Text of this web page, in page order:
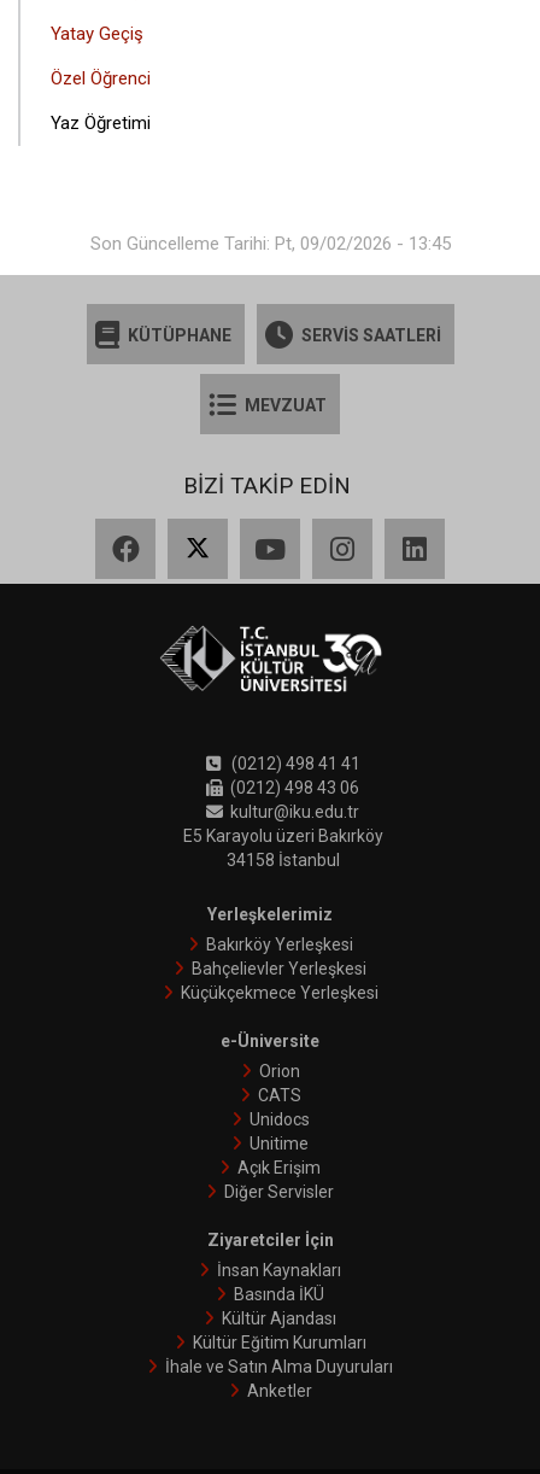
Yatay Geçiş
Özel Öğrenci
Yaz Öğretimi
Son Güncelleme Tarihi: Pt, 09/02/2026 - 13:45
KÜTÜPHANE SERVİS SAATLERİ
MEVZUAT
BİZİ TAKİP EDİN
(0212) 498 41 41
(0212) 498 43 06
kultur@iku.edu.tr
E5 Karayolu üzeri Bakırköy
34158 İstanbul
Yerleşkelerimiz
Bakırköy Yerleşkesi
Bahçelievler Yerleşkesi
Küçükçekmece Yerleşkesi
e-Üniversite
Orion
CATS
Unidocs
Unitime
Açık Erişim
Diğer Servisler
Ziyaretciler İçin
İnsan Kaynakları
Basında İKÜ
Kültür Ajandası
Kültür Eğitim Kurumları
İhale ve Satın Alma Duyuruları
Anketler